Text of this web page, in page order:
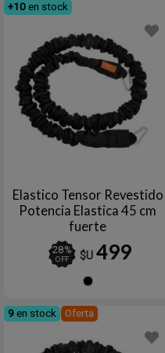
+10 en stock
Elastico Tensor Revestido
Potencia Elastica 45 cm
fuerte
28%
OFF $U 499
9 en stock Oferta